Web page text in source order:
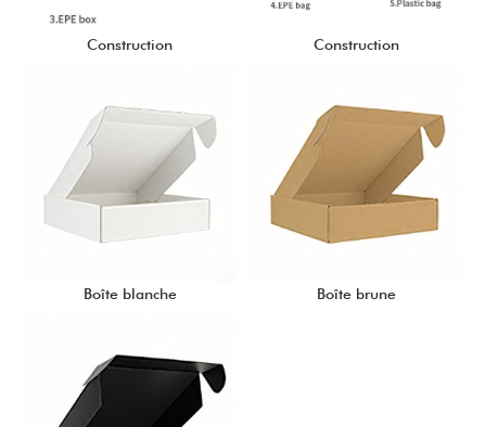
Construction Construction
Boîte blanche Boîte brune